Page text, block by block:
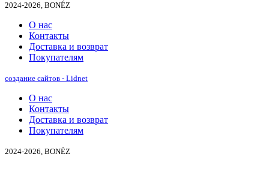
2024-2026, BONÉZ
О нас
Контакты
Доставка и возврат
Покупателям
создание сайтов - Lidnet
О нас
Контакты
Доставка и возврат
Покупателям
2024-2026, BONÉZ